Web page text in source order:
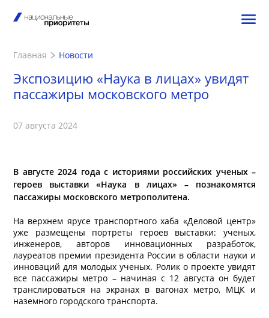
Главная Новости
Экспозицию «Наука в лицах» увидят
пассажиры московского метро
07 августа 2024
В августе 2024 года с историями российских ученых –
героев выставки «Наука в лицах» – познакомятся
пассажиры московского метрополитена.
На верхнем ярусе транспортного хаба «Деловой центр»
уже размещены портреты героев выставки: ученых,
инженеров, авторов инновационных разработок,
лауреатов премии президента России в области науки и
инноваций для молодых ученых. Ролик о проекте увидят
все пассажиры метро – начиная с 12 августа он будет
транслироваться на экранах в вагонах метро, МЦК и
наземного городского транспорта.